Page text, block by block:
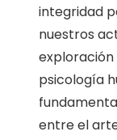
integridad
nuestros
exploración
psicología
entre el